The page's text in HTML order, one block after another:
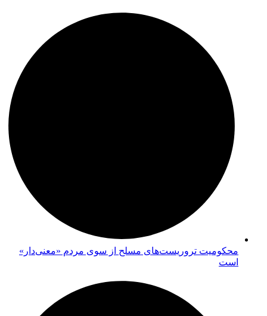
محکومیت تروریست‌های مسلح از سوی مردم «معنی‌دار»
است